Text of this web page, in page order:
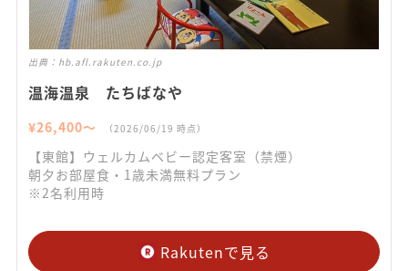
出典： hb.afl.rakuten.co.jp
温海温泉 たちばなや
¥26,400〜 （2026/06/19 時点）
【東館】ウェルカムベビー認定客室（禁煙）
朝夕お部屋食・1歳未満無料プラン
※2名利用時
Rakutenで見る